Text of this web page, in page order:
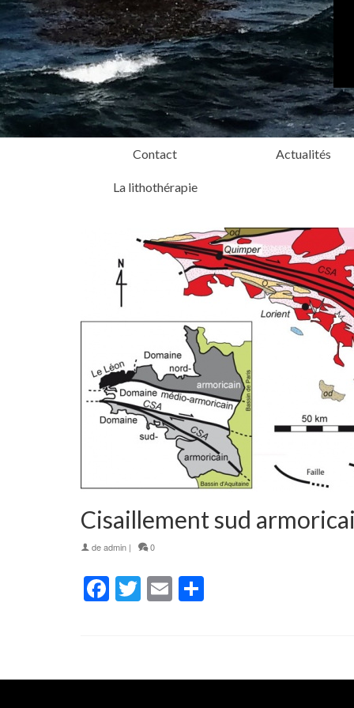
Contact Actualités
La lithothérapie
Cisaillement sud
deadmin | 0
Facebook
Twitter
Email